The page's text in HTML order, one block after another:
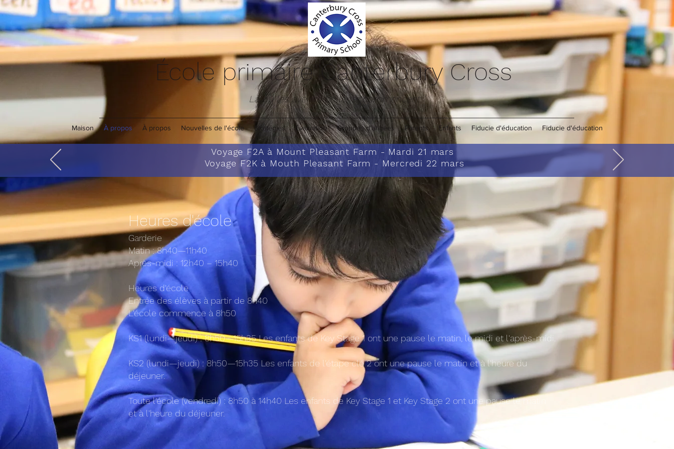
École primaire Canterbury Cross
Là où les avenirs brillants commencent '
Maison À propos À propos Nouvelles de l'école Stratégies Évaluation Groupes d'années Parents Enfants Fiducie d'éducation Fiducie d'éducation
Heures d'école
Garderie
Matin : 8h40—11h40
Après-midi : 12h40 – 15h40
Heures d'école
Entrée des élèves à partir de 8h40
L'école commence à 8h50
KS1 (lundi—jeudi) : 8h50—15h35 Les enfants de Key Stage 1 ont une pause le matin, le midi et l'après-midi.
KS2 (lundi—jeudi) : 8h50—15h35 Les enfants de l'étape clé 2 ont une pause le matin et à l'heure du
déjeuner.
Toute l'école (vendredi) : 8h50 à 14h40 Les enfants de Key Stage 1 et Key Stage 2 ont une pause le matin
et à l'heure du déjeuner.
Voyage F2A à Mount Pleasant Farm - Mardi 21 mars
Voyage F2K à Mouth Pleasant Farm - Mercredi 22 mars